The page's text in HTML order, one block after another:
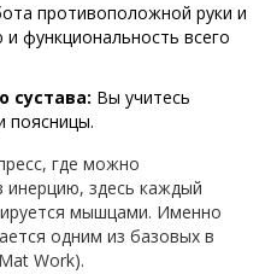
противоположной руки и
функциональность всего
сустава: Вы учитесь
поясницы.
где можно
инерцию, здесь каждый
мышцами. Именно
одним из базовых в
Work).